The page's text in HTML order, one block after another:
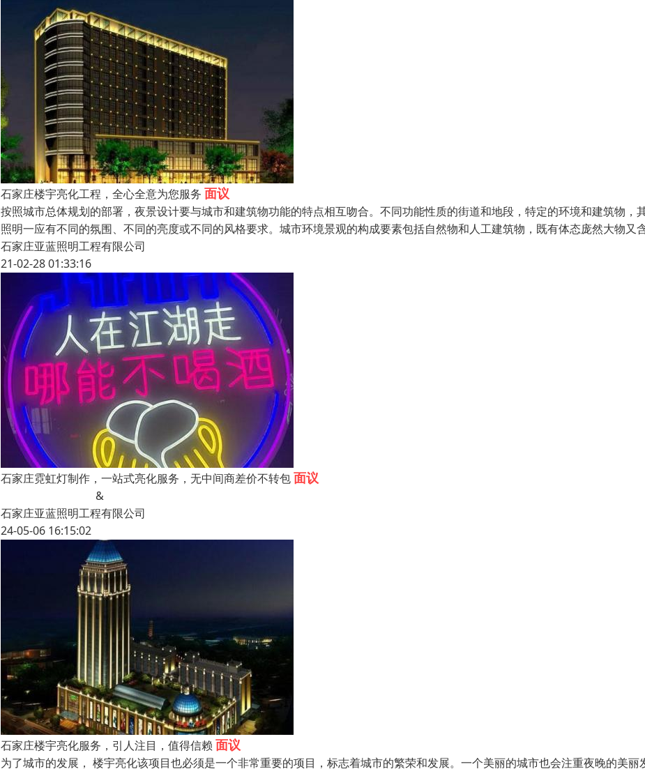
石家庄楼宇亮化工程，全心全意为您服务 面议
按照城市总体规划的部署，夜景设计要与城市和建筑物功能的特点相互吻合。不同功能性质的街道和地段，特定的环境和建筑物，
照明一应有不同的氛围、不同的亮度或不同的风格要求。城市环境景观的构成要素包括自然物和人工建筑物，既有体态庞然大物又
石家庄亚蓝照明工程有限公司
21-02-28 01:33:16
石家庄霓虹灯制作，一站式亮化服务，无中间商差价不转包面议
&
石家庄亚蓝照明工程有限公司
24-05-06 16:15:02
石家庄楼宇亮化服务，引人注目，值得信赖 面议
为了城市的发展， 楼宇亮化该项目也必须是一个非常重要的项目，标志着城市的繁荣和发展。一个美丽的城市也会注重夜晚的美丽